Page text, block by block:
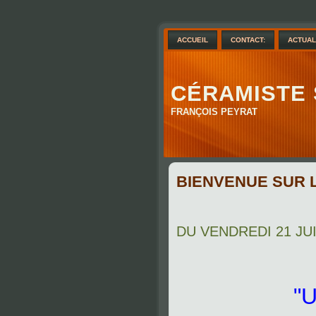
ACCUEIL CONTACT:
CÉRAMISTE
FRANÇOIS PEYRAT
BIENVENUE SUR
DU VENDREDI 21